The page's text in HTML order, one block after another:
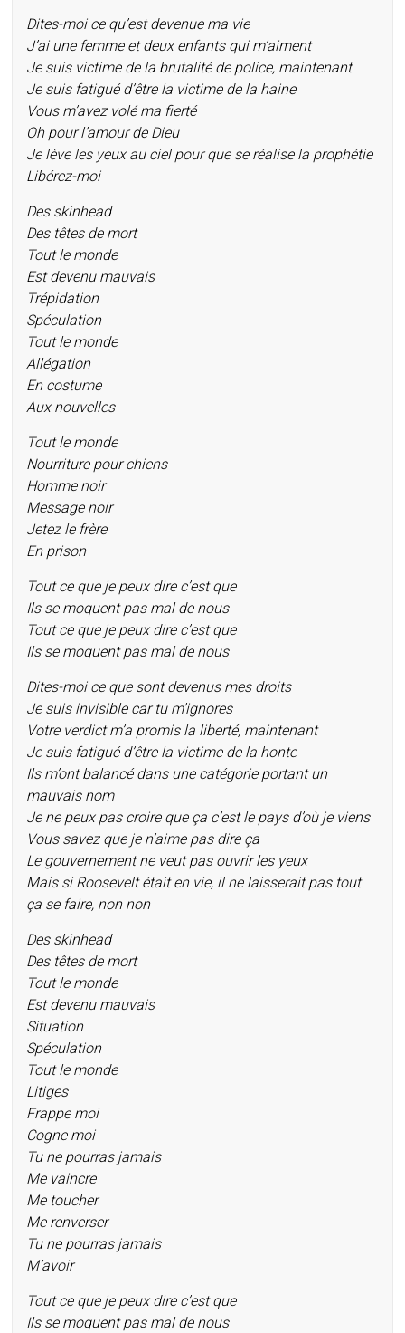
Dites-moi ce qu’est devenue ma vie
J’ai une femme et deux enfants qui m’aiment
Je suis victime de la brutalité de police, maintenant
Je suis fatigué d’être la victime de la haine
Vous m’avez volé ma fierté
Oh pour l’amour de Dieu
Je lève les yeux au ciel pour que se réalise la prophétie
Libérez-moi
Des skinhead
Des têtes de mort
Tout le monde
Est devenu mauvais
Trépidation
Spéculation
Tout le monde
Allégation
En costume
Aux nouvelles
Tout le monde
Nourriture pour chiens
Homme noir
Message noir
Jetez le frère
En prison
Tout ce que je peux dire c’est que
Ils se moquent pas mal de nous
Tout ce que je peux dire c’est que
Ils se moquent pas mal de nous
Dites-moi ce que sont devenus mes droits
Je suis invisible car tu m’ignores
Votre verdict m’a promis la liberté, maintenant
Je suis fatigué d’être la victime de la honte
Ils m’ont balancé dans une catégorie portant un
mauvais nom
Je ne peux pas croire que ça c’est le pays d’où je viens
Vous savez que je n’aime pas dire ça
Le gouvernement ne veut pas ouvrir les yeux
Mais si Roosevelt était en vie, il ne laisserait pas tout
ça se faire, non non
Des skinhead
Des têtes de mort
Tout le monde
Est devenu mauvais
Situation
Spéculation
Tout le monde
Litiges
Frappe moi
Cogne moi
Tu ne pourras jamais
Me vaincre
Me toucher
Me renverser
Tu ne pourras jamais
M’avoir
Tout ce que je peux dire c’est que
Ils se moquent pas mal de nous